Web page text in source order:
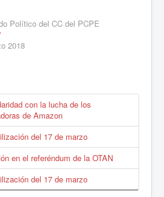
Político del CC del PCPE
2018
con la lucha de los
de Amazon
del 17 de marzo
en el referéndum de la OTAN
del 17 de marzo